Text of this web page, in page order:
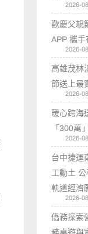
2026-
歡慶父親
APP 攜
2026-
高雄茂林
節送上最
2026-
暖心跨海
「300萬
2026-
台中捷運
工動土
軌道經濟
2026-
僑務探索
務桌遊與